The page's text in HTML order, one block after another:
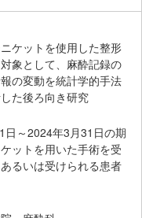
ケットを使用した整形
象として、麻酔記録の
の変動を統計学的手法
た後ろ向き研究
日～2024年3月31日の期
ットを用いた手術を受
るいは受けられる患者